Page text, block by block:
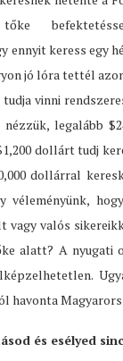
ennyit keress egy
jó lóra tettél
vinni
legalább
dollárt tudj
dollárral
véleményünk,
vagy valós
alatt? A nyugati
havonta
és esélyed